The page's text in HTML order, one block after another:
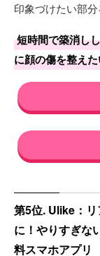
印象づけたい部
短時間で築消し
に顔の傷を整え
第5位. Ulike：
に！やりすぎな
料スマホアプリ